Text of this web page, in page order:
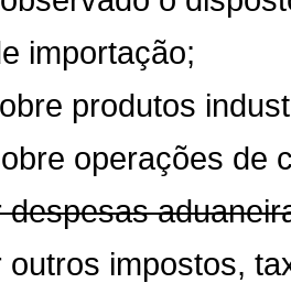
importação;
produtos
operações de
despesas
outros impostos,